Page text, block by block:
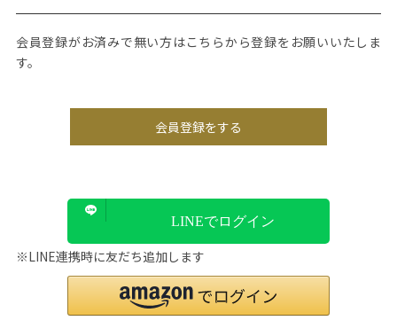
会員登録がお済みで無い方はこちらから登録をお願いいたしま
す。
会員登録をする
LINEでログイン
※LINE連携時に友だち追加します